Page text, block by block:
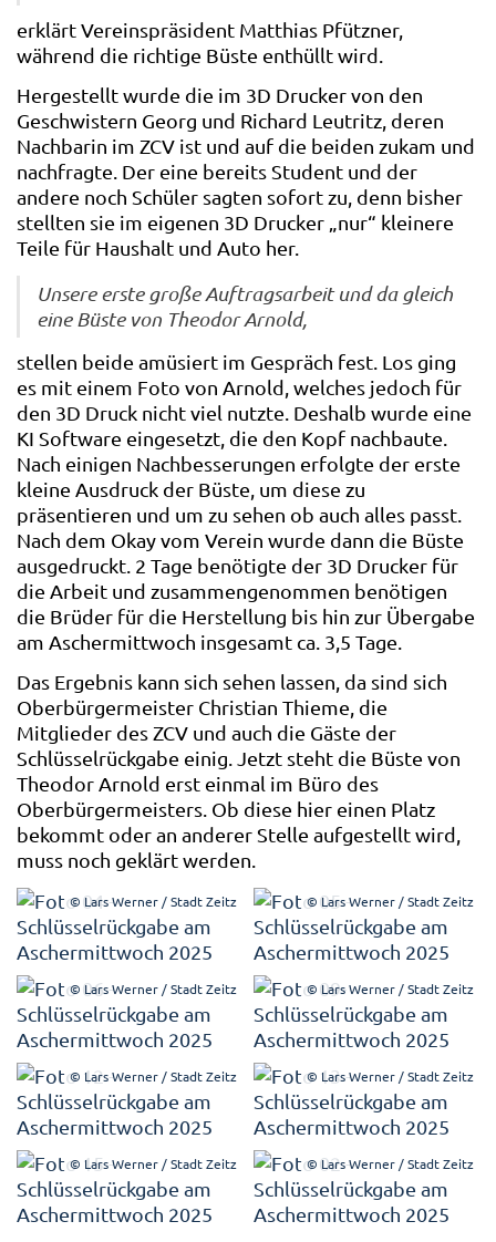
erklärt Vereinspräsident Matthias Pfützner,
während die richtige Büste enthüllt wird.
Hergestellt wurde die im 3D Drucker von den
Geschwistern Georg und Richard Leutritz, deren
Nachbarin im ZCV ist und auf die beiden zukam und
nachfragte. Der eine bereits Student und der
andere noch Schüler sagten sofort zu, denn bisher
stellten sie im eigenen 3D Drucker „nur“ kleinere
Teile für Haushalt und Auto her.
Unsere erste große Auftragsarbeit und da gleich
eine Büste von Theodor Arnold,
stellen beide amüsiert im Gespräch fest. Los ging
es mit einem Foto von Arnold, welches jedoch für
den 3D Druck nicht viel nutzte. Deshalb wurde eine
KI Software eingesetzt, die den Kopf nachbaute.
Nach einigen Nachbesserungen erfolgte der erste
kleine Ausdruck der Büste, um diese zu
präsentieren und um zu sehen ob auch alles passt.
Nach dem Okay vom Verein wurde dann die Büste
ausgedruckt. 2 Tage benötigte der 3D Drucker für
die Arbeit und zusammengenommen benötigen
die Brüder für die Herstellung bis hin zur Übergabe
am Aschermittwoch insgesamt ca. 3,5 Tage.
Das Ergebnis kann sich sehen lassen, da sind sich
Oberbürgermeister Christian Thieme, die
Mitglieder des ZCV und auch die Gäste der
Schlüsselrückgabe einig. Jetzt steht die Büste von
Theodor Arnold erst einmal im Büro des
Oberbürgermeisters. Ob diese hier einen Platz
bekommt oder an anderer Stelle aufgestellt wird,
muss noch geklärt werden.
© Lars Werner / Stadt Zeitz © Lars Werner / Stadt Zeitz
© Lars Werner / Stadt Zeitz © Lars Werner / Stadt Zeitz
© Lars Werner / Stadt Zeitz © Lars Werner / Stadt Zeitz
© Lars Werner / Stadt Zeitz © Lars Werner / Stadt Zeitz